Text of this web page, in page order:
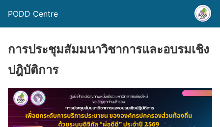
PODD Centre
การประชุมสัมมนาวิชาการและอบรมเชิง
ปฎิบัติการ